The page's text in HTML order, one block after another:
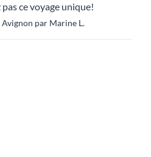
ce voyage unique!
par Marine L.